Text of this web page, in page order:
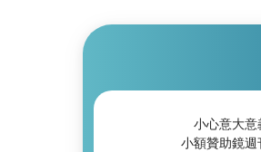
小心意大意
小額贊助鏡週